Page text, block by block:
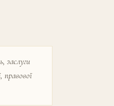
заслуги
правової